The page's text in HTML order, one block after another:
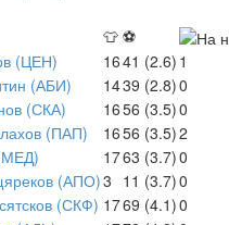
👕 ⚽
(ЦЕН) 1641 (2.6) 1
(АБИ) 1439 (2.8)0
(СКА) 1656 (3.5)0
(ПАП) 1656 (3.5)2
1763 (3.7)0
(АПО)3 11 (3.7)0
(СКФ) 1769 (4.1)0